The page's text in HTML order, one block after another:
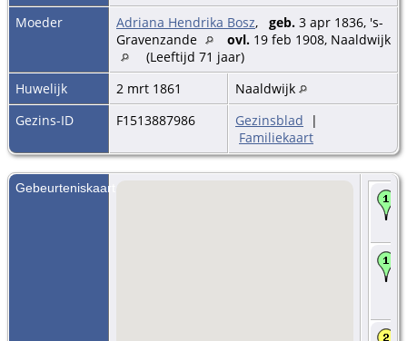
Moeder
Adriana Hendrika Bosz, geb. 3 apr 1836, 's-
Gravenzande
ovl. 19 feb 1908, Naaldwijk
(Leeftijd 71 jaar)
Huwelijk
2 mrt 1861
Naaldwijk
Gezins-ID
F1513887986 Gezinsblad |
Familiekaart
Gebeurteniskaart